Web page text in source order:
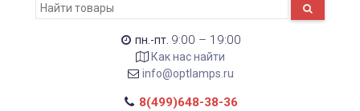
пн.-пт. 9:00 – 19:00
Как нас найти
info@optlamps.ru
8(499)648-38-36